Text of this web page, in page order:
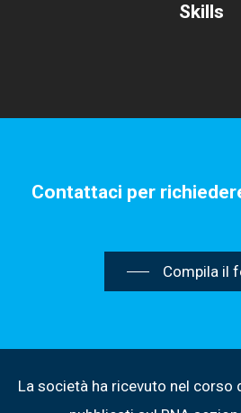
Skills
Contattaci per
Compila il
La società ha ricevuto nel